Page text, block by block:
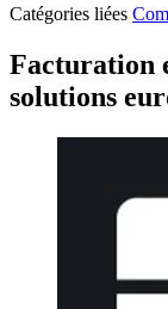
Catégories liées
Facturation
solutions